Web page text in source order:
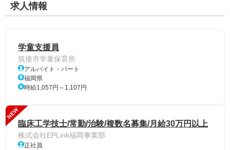
求人情報
学童支援員
筑後市学童保育所
アルバイト・パート
福岡県
時給1,057円～1,107円
NEW
臨床工学技士/常勤/治験/複数名募集/月給30万円以上
株式会社EPLink福岡事業部
正社員